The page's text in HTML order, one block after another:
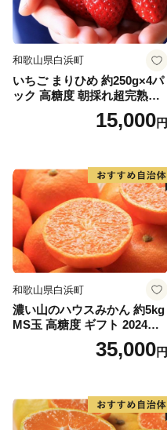
和歌山県白浜町
いちご まりひめ 約250g×4パ
ック 高糖度 朝採れ超完熟ま
りひめ 1月以降発送分
15,000円
和歌山県白浜町
濃い山のハウスみかん 約5kg
MS玉 高糖度 ギフト 2024年7
35,000円